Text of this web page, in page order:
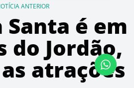
ANTERIOR
Santa é em
do Jordão,
atrações